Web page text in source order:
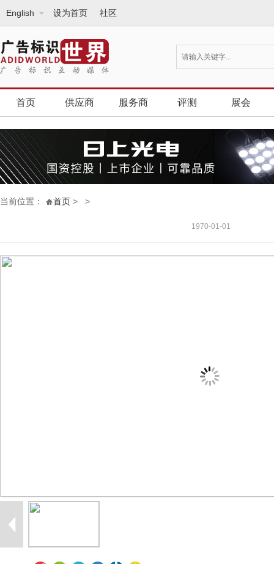
English 设为首页 社区
首页 供应商 服务商 评测 展会
当前位置： 首页 > >
1970-01-01